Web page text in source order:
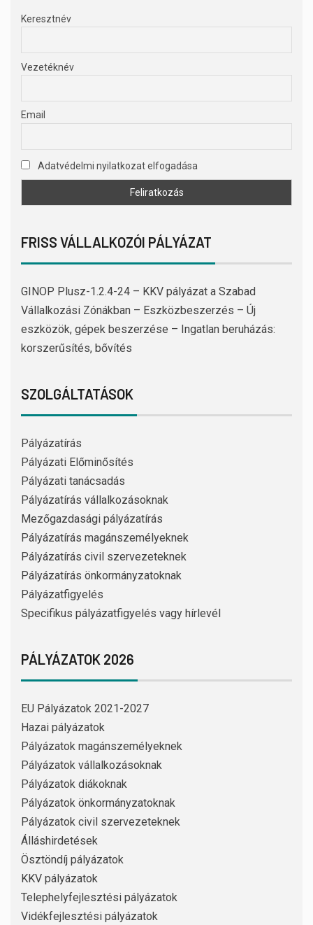
Keresztnév
Vezetéknév
Email
Adatvédelmi nyilatkozat elfogadása
FRISS VÁLLALKOZÓI PÁLYÁZAT
GINOP Plusz-1.2.4-24 – KKV pályázat a Szabad
Vállalkozási Zónákban – Eszközbeszerzés – Új
eszközök, gépek beszerzése – Ingatlan beruházás:
korszerűsítés, bővítés
SZOLGÁLTATÁSOK
Pályázatírás
Pályázati Előminősítés
Pályázati tanácsadás
Pályázatírás vállalkozásoknak
Mezőgazdasági pályázatírás
Pályázatírás magánszemélyeknek
Pályázatírás civil szervezeteknek
Pályázatírás önkormányzatoknak
Pályázatfigyelés
Specifikus pályázatfigyelés vagy hírlevél
PÁLYÁZATOK 2026
EU Pályázatok 2021-2027
Hazai pályázatok
Pályázatok magánszemélyeknek
Pályázatok vállalkozásoknak
Pályázatok diákoknak
Pályázatok önkormányzatoknak
Pályázatok civil szervezeteknek
Álláshirdetések
Ösztöndíj pályázatok
KKV pályázatok
Telephelyfejlesztési pályázatok
Vidékfejlesztési pályázatok